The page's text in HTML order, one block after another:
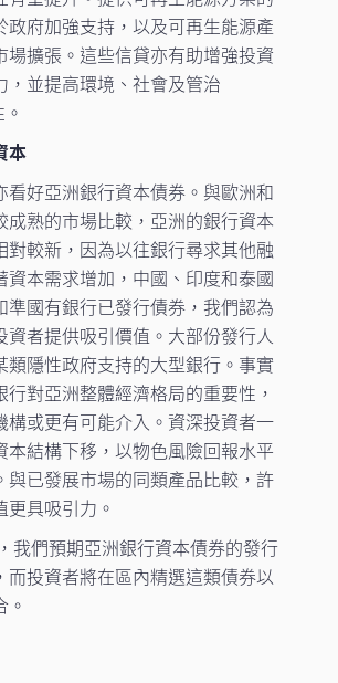
政府加強支持，以及可再生能源產
場擴張。這些信貸亦有助增強投資
，並提高環境、社會及管治
本
看好亞洲銀行資本債券。與歐洲和
成熟的市場比較，亞洲的銀行資本
對較新，因為以往銀行尋求其他融
資本需求增加，中國、印度和泰國
準國有銀行已發行債券，我們認為
資者提供吸引價值。大部份發行人
類隱性政府支持的大型銀行。事實
行對亞洲整體經濟格局的重要性，
構或更有可能介入。資深投資者一
本結構下移，以物色風險回報水平
與已發展市場的同類產品比較，許
具吸引力。
我們預期亞洲銀行資本債券的發行
而投資者將在區內精選這類債券以